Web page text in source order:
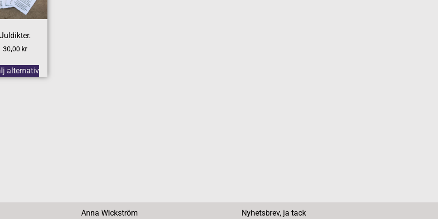
Juldikter.
30,00 kr
alternativ
Anna Wickström Nyhetsbrev, ja tack